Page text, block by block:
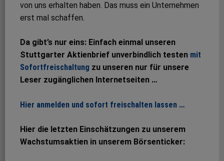
von uns erhalten haben. Das muss ein Unternehmen
erst mal schaffen.
Da gibt’s nur eins: Einfach einmal unseren
Stuttgarter Aktienbrief unverbindlich testen mit
Sofortfreischaltung zu unseren nur für unsere
Leser zugänglichen Internetseiten …
Hier anmelden und sofort freischalten lassen …
Hier die letzten Einschätzungen zu unserem
Wachstumsaktien in unserem Börsenticker: